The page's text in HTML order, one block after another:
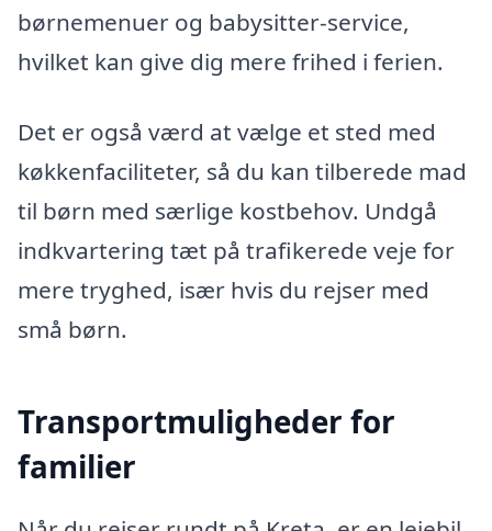
børnemenuer og babysitter-service,
hvilket kan give dig mere frihed i ferien.
Det er også værd at vælge et sted med
køkkenfaciliteter, så du kan tilberede mad
til børn med særlige kostbehov. Undgå
indkvartering tæt på trafikerede veje for
mere tryghed, især hvis du rejser med
små børn.
Transportmuligheder for
familier